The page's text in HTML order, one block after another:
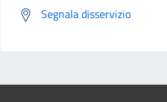
Segnala disservizio